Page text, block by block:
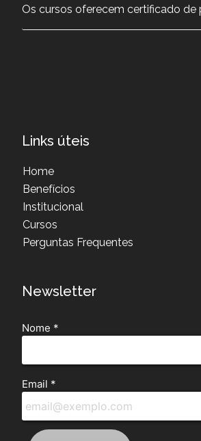
Os cursos oferecem certificado de
Links úteis
Home
Benefícios
Institucional
Cursos
Perguntas Frequentes
Newsletter